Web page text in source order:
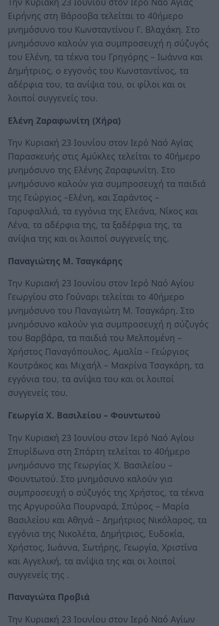
Ειρήνης στη Βάρσοβα τελείται το 40ήμερο
μνημόσυνο του Κωνσταντίνου Γ. Βλαχάκη. Στο
μνημόσυνο καλούν για συμπροσευχή η σύζυγός
του Ελένη, τα τέκνα του Γρηγόρης – Ιωάννα και
Δημήτριος, ο εγγονός του Κωνσταντίνος, τα
αδέρφια του, τα ανίψια του, οι φίλοι και οι
λοιποί συγγενείς του.
Ελένη Ζαραφωνίτη (Χήρα)
Την Κυριακή 23 Ιουνίου στον Ιερό Ναό Αγίας
Παρασκευής στις Αμύκλες τελείται το 40ήμερο
μνημόσυνο της Ελένης Ζαραφωνίτη. Στο
μνημόσυνο καλούν για συμπροσευχή τα παιδιά
της Γεώργιος –Ελένη, και Σαράντος –
Γαρυφαλλιά, τα εγγόνια της Ελεάνα, Νίκος και
Λένα, τα αδέρφια της, τα ξαδέρφια της, τα
ανίψια της και οι λοιποί συγγενείς της.
Παναγιώτης Μ. Τσαγκάρης
Την Κυριακή 23 Ιουνίου στον Ιερό Ναό Αγίου
Γεωργίου στο Γούναρι τελείται το 40ήμερο
μνημόσυνο του Παναγιώτη Μ. Τσαγκάρη. Στο
μνημόσυνο καλούν για συμπροσευχή η σύζυγός
του Βαρβάρα, τα παιδιά του Μελπομένη –
Χρήστος Παναγόπουλος, Αμαλία – Γεώργιος
Κουτράκος και Μιχαήλ – Μακρίνα Τσαγκάρη, τα
εγγόνια του, τα ανίψια του και οι λοιποί
συγγενείς του.
Γεωργία Χ. Βασιλείου – Φουντωτού
Την Κυριακή 23 Ιουνίου στον Ιερό Ναό Αγίου
Σπυρίδωνα στη Σπάρτη τελείται το 40ήμερο
μνημόσυνο της Γεωργίας Χ. Βασιλείου –
Φουντωτού. Στο μνημόσυνο καλούν για
συμπροσευχή ο σύζυγός της Χρήστος, τα τέκνα
της Αργυρούλα Πουρναρά, Σπύρος – Μαρία
Βασιλείου και Αθηνά – Δημήτριος Νικόλαρος, τα
εγγόνια της Νικολέτα, Δημήτριος, Ευδοκία,
Χρήστος, Ιωάννα, Σωτήρης, Γεωργία, Χριστίνα
και Αγγελική, τα ανίψια της και οι λοιποί
συγγενείς της .
Παναγιώτα Προβιά
Την Κυριακή 23 Ιουνίου στον Ιερό Ναό Αγίων